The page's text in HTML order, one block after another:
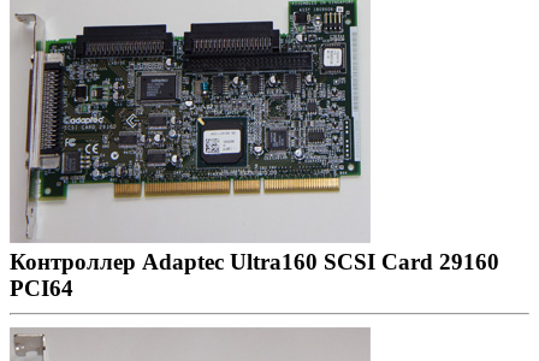
Контроллер Adaptec Ultra160 SCSI Card 29160
PCI64